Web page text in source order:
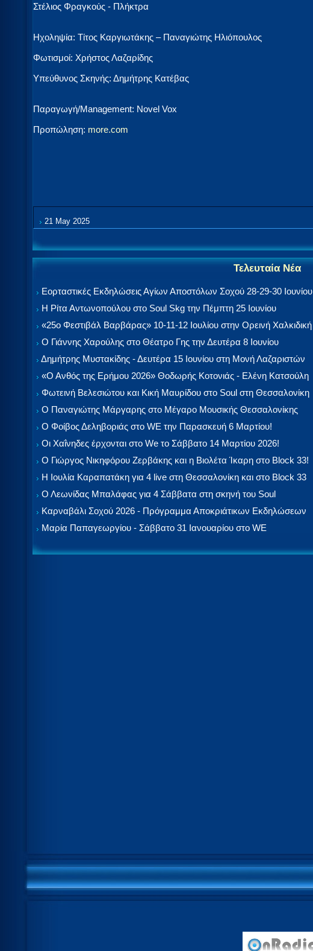
Στέλιος Φραγκούς - Πλήκτρα
Ηχοληψία: Τίτος Καργιωτάκης – Παναγιώτης Ηλιόπουλος
Φωτισμοί: Χρήστος Λαζαρίδης
Υπεύθυνος Σκηνής: Δημήτρης Κατέβας
Παραγωγή/Management: Novel Vox
Προπώληση: more.com
21 May 2025
Τελευταία Νέα
Εορταστικές Εκδηλώσεις Αγίων Αποστόλων Σοχού 28-29-30 Ιουνίου
Η Ρίτα Αντωνοπούλου στο Soul Skg την Πέμπτη 25 Ιουνίου
«25ο Φεστιβάλ Βαρβάρας» 10-11-12 Ιουλίου στην Ορεινή Χαλκιδική
Ο Γιάννης Χαρούλης στο Θέατρο Γης την Δευτέρα 8 Ιουνίου
Δημήτρης Μυστακίδης - Δευτέρα 15 Ιουνίου στη Μονή Λαζαριστών
«Ο Ανθός της Ερήμου 2026» Θοδωρής Κοτονιάς - Ελένη Κατσούλη
Φωτεινή Βελεσιώτου και Κική Μαυρίδου στο Soul στη Θεσσαλονίκη
Ο Παναγιώτης Μάργαρης στο Μέγαρο Μουσικής Θεσσαλονίκης
Ο Φοίβος Δεληβοριάς στο WE την Παρασκευή 6 Μαρτίου!
Οι Χαΐνηδες έρχονται στο We το Σάββατο 14 Μαρτίου 2026!
Ο Γιώργος Νικηφόρου Ζερβάκης και η Βιολέτα Ίκαρη στο Block 33!
Η Ιουλία Καραπατάκη για 4 live στη Θεσσαλονίκη και στο Block 33
Ο Λεωνίδας Μπαλάφας για 4 Σάββατα στη σκηνή του Soul
Καρναβάλι Σοχού 2026 - Πρόγραμμα Αποκριάτικων Εκδηλώσεων
Μαρία Παπαγεωργίου - Σάββατο 31 Ιανουαρίου στο WE